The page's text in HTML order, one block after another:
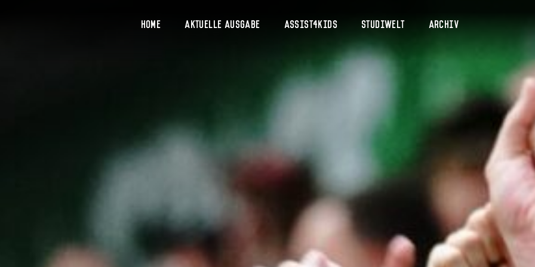
Home Aktuelle Ausgabe Assist4Kids Studiwelt Archiv